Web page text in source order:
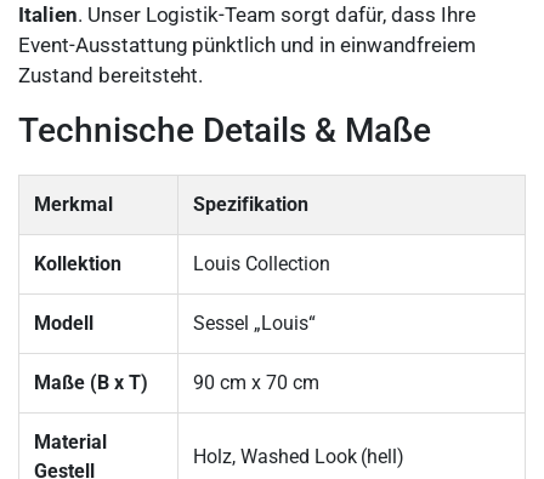
Italien. Unser Logistik-Team sorgt dafür, dass Ihre
Event-Ausstattung pünktlich und in einwandfreiem
Zustand bereitsteht.
Technische Details & Maße
Merkmal Spezifikation
Kollektion Louis Collection
Modell Sessel „Louis“
Maße (B x T) 90 cm x 70 cm
Material
Gestell
Holz, Washed Look (hell)